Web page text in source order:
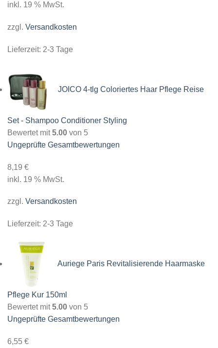
inkl. 19 % MwSt.
zzgl. Versandkosten
Lieferzeit: 2-3 Tage
JOICO 4-tlg Coloriertes Haar Pflege Reise
Set - Shampoo Conditioner Styling
Bewertet mit5.00 von 5
Ungeprüfte Gesamtbewertungen
8,19 €
inkl. 19 % MwSt.
zzgl. Versandkosten
Lieferzeit: 2-3 Tage
Auriege Paris Revitalisierende Haarmaske
Pflege Kur 150ml
Bewertet mit5.00 von 5
Ungeprüfte Gesamtbewertungen
6,55 €